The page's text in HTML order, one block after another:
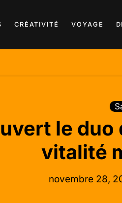
CRÉATIVITÉ VOYAGE
le
vitalité
novembre 28,